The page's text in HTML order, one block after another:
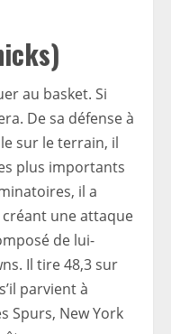
au basket. Si
De sa défense à
sur le terrain, il
plus importants
il a
une attaque
de lui-
Il tire 48,3 sur
parvient à
Spurs, New York